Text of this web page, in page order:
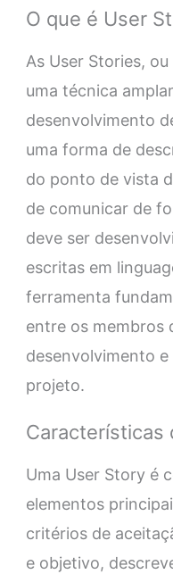
O que é User
As User Stories,
uma técnica
desenvolvimento
uma forma de
do ponto de vista
de comunicar de
deve ser
escritas em
ferramenta
entre os membros
desenvolvimento
projeto.
Características
Uma User Story é
elementos
critérios de
e objetivo,